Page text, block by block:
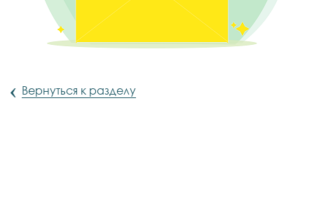
‹ Вернуться к разделу